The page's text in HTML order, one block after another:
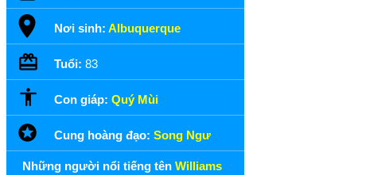
Nơi sinh: Albuquerque
Tuổi: 83
Con giáp: Quý Mùi
Cung hoàng đạo: Song Ngư
Những người nổi tiếng tên Williams